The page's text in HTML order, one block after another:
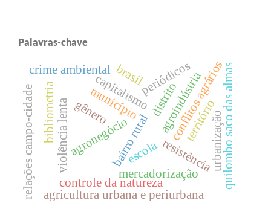
Palavras-chave
município distrito
bairro rural
escolaresistência
conflitos agrários
agronegócio quilombo saco das almas
mercadorização
controle da natureza
capitalismo
violência lenta agroindústria
crime ambiental
território
gênero
agricultura urbana e periurbana
bibliometria
periódicos
relações campo-cidade
brasil
urbanização